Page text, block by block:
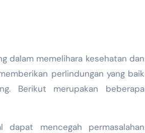
dalam memelihara kesehatan dan
perlindungan yang baik
Berikut merupakan beberapa
mencegah permasalahan